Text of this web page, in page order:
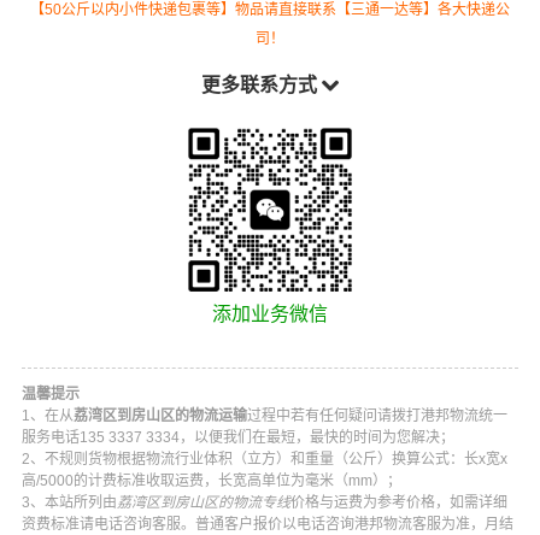
【50公斤以内小件快递包裹等】物品请直接联系【三通一达等】各大快递公
司！
更多联系方式
添加业务微信
温馨提示
1、在从荔湾区到房山区的物流运输过程中若有任何疑问请拨打 港邦物流统一
服务电话135 3337 3334，以便我们在最短，最快的时间为您解决；
2、不规则货物根据物流行业体积（立方）和重量（公斤）换算公式：长x宽x
高/5000的计费标准收取运费，长宽高单位为毫米（mm）；
3、本站所列由荔湾区到房山区的物流专线价格与运费为参考价格，如需详细
资费标准请电话咨询客服。普通客户报价以电话咨询港邦物流客服为准，月结